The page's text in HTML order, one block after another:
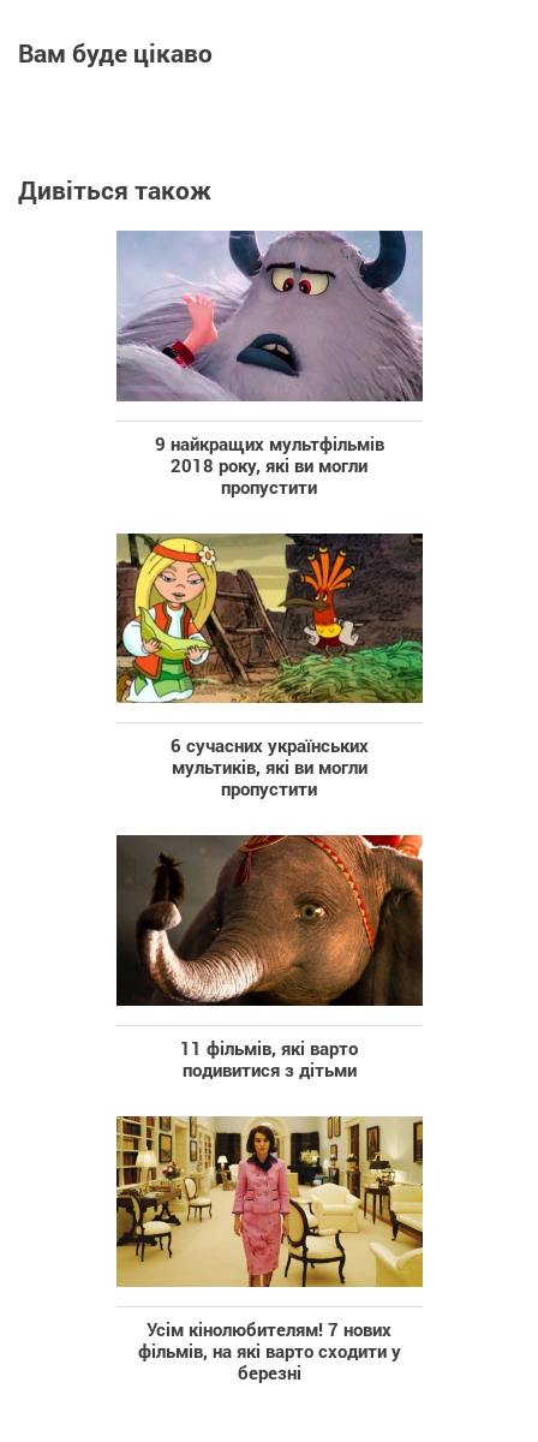
Вам буде цікаво
Дивіться також
9 найкращих мультфільмів
2018 року, які ви могли
пропустити
6 сучасних українських
мультиків, які ви могли
пропустити
11 фільмів, які варто
подивитися з дітьми
Усім кінолюбителям! 7 нових
фільмів, на які варто сходити у
березні